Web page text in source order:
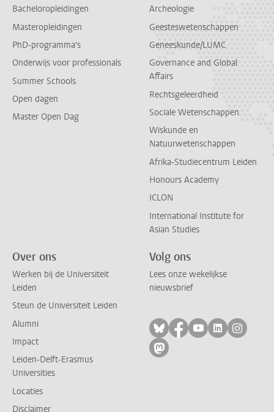
Bacheloropleidingen
Masteropleidingen
PhD-programma's
Onderwijs voor professionals
Summer Schools
Open dagen
Master Open Dag
Archeologie
Geesteswetenschappen
Geneeskunde/LUMC
Governance and Global
Affairs
Rechtsgeleerdheid
Sociale Wetenschappen
Wiskunde en
Natuurwetenschappen
Afrika-Studiecentrum Leiden
Honours Academy
ICLON
International Institute for
Asian Studies
Over ons
Werken bij de Universiteit
Leiden
Steun de Universiteit Leiden
Alumni
Impact
Leiden-Delft-Erasmus
Universities
Locaties
Disclaimer
Volg ons
Lees onze wekelijkse
nieuwsbrief
Volg ons op bluesky
Volg ons op
Volg ons op
Volg ons
Volg
Volg ons op mastodon